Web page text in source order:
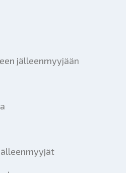
jälleenmyyjään